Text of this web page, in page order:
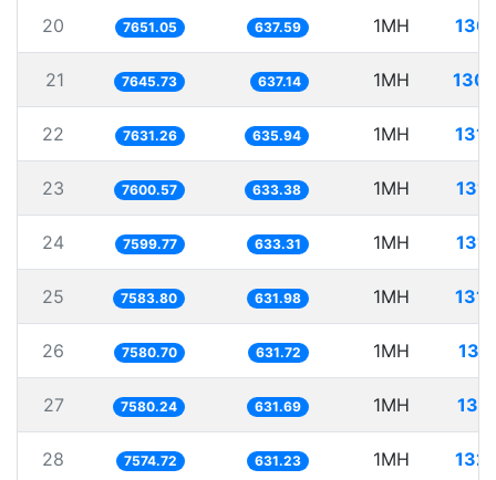
20 7651.05 637.59 1MH
21 7645.73 637.14 1MH
22 7631.26 635.94 1MH
23 7600.57 633.38 1MH
24 7599.77 633.31 1MH
25 7583.80 631.98 1MH
26 7580.70 631.72 1MH
27 7580.24 631.69 1MH
28 7574.72 631.23 1MH